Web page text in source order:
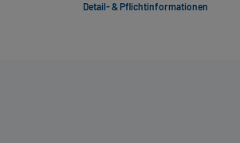
Detail- & Pflichtinformationen